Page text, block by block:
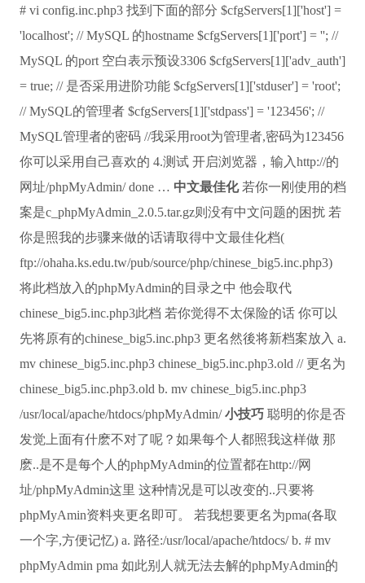
# vi config.inc.php3 找到下面的部分 $cfgServers[1]['host'] =
'localhost'; // MySQL 的hostname $cfgServers[1]['port'] = ''; //
MySQL 的port 空白表示预设3306 $cfgServers[1]['adv_auth']
= true; // 是否采用进阶功能 $cfgServers[1]['stduser'] = 'root';
// MySQL的管理者 $cfgServers[1]['stdpass'] = '123456'; //
MySQL管理者的密码 //我采用root为管理者,密码为123456
你可以采用自己喜欢的 4.测试 开启浏览器，输入http://的
网址/phpMyAdmin/ done … 中文最佳化若你一刚使用的档
案是c_phpMyAdmin_2.0.5.tar.gz则没有中文问题的困扰 若
你是照我的步骤来做的话请取得中文最佳化档(
ftp://ohaha.ks.edu.tw/pub/source/php/chinese_big5.inc.php3)
将此档放入的phpMyAdmin的目录之中 他会取代
chinese_big5.inc.php3此档 若你觉得不太保险的话 你可以
先将原有的chinese_big5.inc.php3 更名然後将新档案放入 a.
mv chinese_big5.inc.php3 chinese_big5.inc.php3.old // 更名为
chinese_big5.inc.php3.old b. mv chinese_big5.inc.php3
/usr/local/apache/htdocs/phpMyAdmin/小技巧聪明的你是否
发觉上面有什麽不对了呢？如果每个人都照我这样做 那
麽..是不是每个人的phpMyAdmin的位置都在http://网
址/phpMyAdmin这里 这种情况是可以改变的..只要将
phpMyAmin资料夹更名即可。 若我想要更名为pma(各取
一个字,方便记忆) a. 路径:/usr/local/apache/htdocs/ b. # mv
phpMyAdmin pma 如此别人就无法去解的phpMyAdmin的